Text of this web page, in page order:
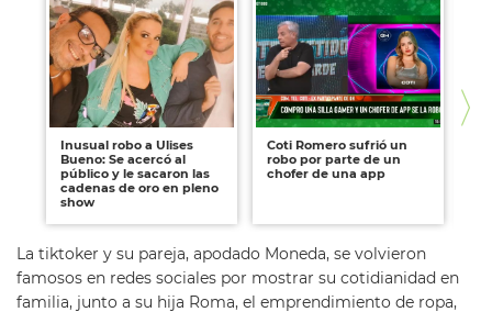
Inusual robo a Ulises
Bueno: Se acercó al
público y le sacaron las
cadenas de oro en pleno
show
Coti Romero sufrió un
robo por parte de un
chofer de una app
La tiktoker y su pareja, apodado Moneda, se volvieron
famosos en redes sociales por mostrar su cotidianidad en
familia, junto a su hija Roma, el emprendimiento de ropa,